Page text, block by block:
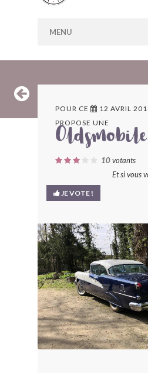
MENU
ARCHIVES
LES
LE BLOG
MODÈLES
COMMENT
POUR CE 12 AVRIL
PROPOSE UNE
10votants
Et si vous
JE VOTE !